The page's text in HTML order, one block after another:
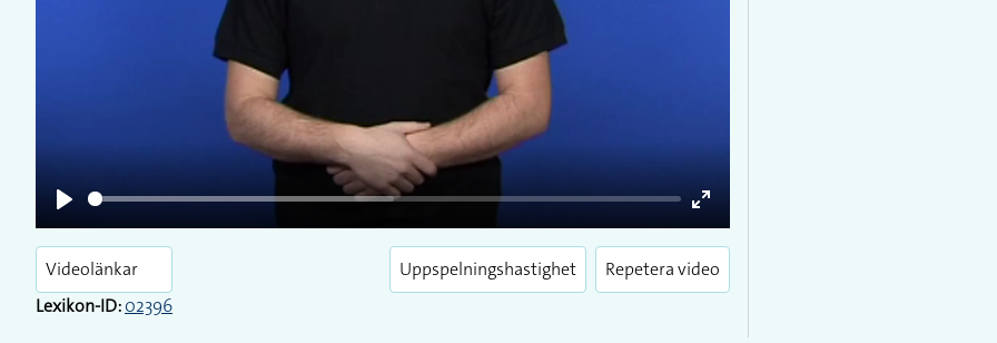
Play
Enter
fullscreen
Videolänkar
Lexikon-ID:02396
Uppspelningshastighet Repetera video